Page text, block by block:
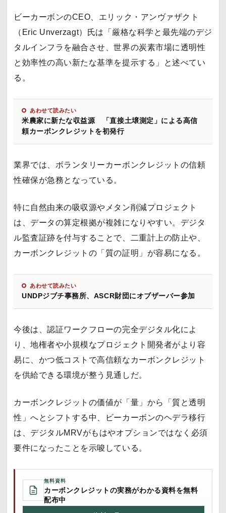
ビーカーボンのCEO、エリック・アンヴァザクト
（Eric Unverzagt）氏は「厳格な科学と最先端のデジ
タルインフラを融合させ、世界の炭素市場に透明性
と効率性の高い新たな基準を提示する」と述べてい
る。
あわせて読みたい
米農家に新たな収益源 「直接土壌測定」による高信
頼カーボンクレジットを初発行
業界では、ボランタリーカーボンクレジットの信頼
性確保が急務となっている。
特に自然由来の吸収源やメタン削減プロジェクト
は、データの算定根拠が複雑になりやすい。デジタ
ル監査証跡を付与することで、二重計上の防止や、
カーボンクレジットの「質の証明」が容易になる。
あわせて読みたい
UNDPジブチ事務所、ASCR財団にオブザーバー参加
今後は、認証ワークフローの完全デジタル化によ
り、地権者や小規模なプロジェクト開発者がより容
易に、かつ低コストで高信頼なカーボンクレジット
を供給できる環境が整う見通しだ。
カーボンクレジットの価値が「量」から「質と透明
性」へとシフトする中、ビーカーボンのヘデラ移行
は、デジタルMRVがもはやオプションではなく必須
要件になったことを示唆している。
無料資料
カーボンクレジットの実務がわかる資料を無料
配布中